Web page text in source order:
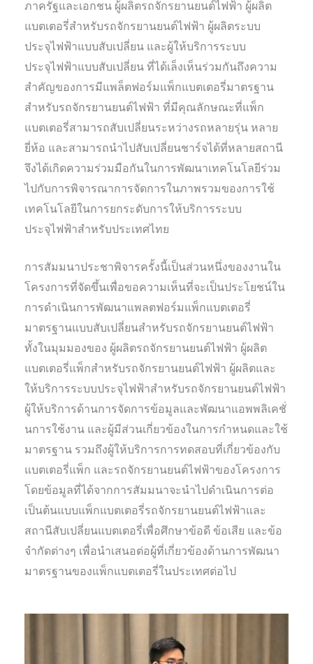
ภาครัฐและเอกชน ผู้ผลิตรถจักรยานยนต์ไฟฟ้า ผู้ผลิต
แบตเตอรี่สำหรับรถจักรยานยนต์ไฟฟ้า ผู้ผลิตระบบ
ประจุไฟฟ้าแบบสับเปลี่ยน และผู้ให้บริการระบบ
ประจุไฟฟ้าแบบสับเปลี่ยน ที่ได้เล็งเห็นร่วมกันถึงความ
สำคัญของการมีแพล็ตฟอร์มแพ็กแบตเตอรี่มาตรฐาน
สำหรับรถจักรยานยนต์ไฟฟ้า ที่มีคุณลักษณะที่แพ็ก
แบตเตอรี่สามารถสับเปลี่ยนระหว่างรถหลายรุ่น หลาย
ยี่ห้อ และสามารถนำไปสับเปลี่ยนชาร์จได้ที่หลายสถานี
จึงได้เกิดความร่วมมือกันในการพัฒนาเทคโนโลยีร่วม
ไปกับการพิจารณาการจัดการในภาพรวมของการใช้
เทคโนโลยีในการยกระดับการให้บริการระบบ
ประจุไฟฟ้าสำหรับประเทศไทย
การสัมมนาประชาพิจารครั้งนี้เป็นส่วนหนึ่งของงานใน
โครงการที่จัดขึ้นเพื่อขอความเห็นที่จะเป็นประโยชน์ใน
การดำเนินการพัฒนาแพลตฟอร์มแพ็กแบตเตอรี่
มาตรฐานแบบสับเปลี่ยนสำหรับรถจักรยานยนต์ไฟฟ้า
ทั้งในมุมมองของ ผู้ผลิตรถจักรยานยนต์ไฟฟ้า ผู้ผลิต
แบตเตอรี่แพ็กสำหรับรถจักรยานยนต์ไฟฟ้า ผู้ผลิตและ
ให้บริการระบบประจุไฟฟ้าสำหรับรถจักรยานยนต์ไฟฟ้า
ผู้ให้บริการด้านการจัดการข้อมูลและพัฒนาแอพพลิเคชั่
นการใช้งาน และผู้มีส่วนเกี่ยวข้องในการกำหนดและใช้
มาตรฐาน รวมถึงผู้ให้บริการการทดสอบที่เกี่ยวข้องกับ
แบตเตอรี่แพ็ก และรถจักรยานยนต์ไฟฟ้าของโครงการ
โดยข้อมูลที่ได้จากการสัมมนาจะนำไปดำเนินการต่อ
เป็นต้นแบบแพ็กแบตเตอรี่รถจักรยานยนต์ไฟฟ้าและ
สถานีสับเปลี่ยนแบตเตอรี่เพื่อศึกษาข้อดี ข้อเสีย และข้อ
จำกัดต่างๆ เพื่อนำเสนอต่อผู้ที่เกี่ยวข้องด้านการพัฒนา
มาตรฐานของแพ็กแบตเตอรี่ในประเทศต่อไป